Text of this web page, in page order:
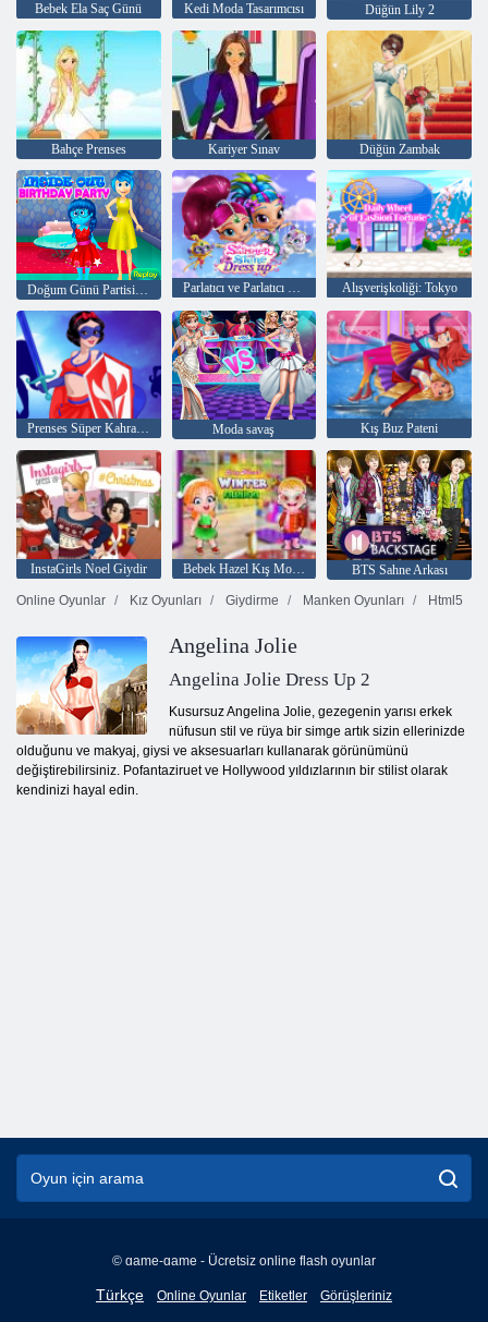
Bebek Ela Saç Günü Kedi Moda Tasarımcısı Düğün Lily 2
Bahçe Prenses Kariyer Sınav Düğün Zambak
Parlatıcı ve Parlatıcı Giydir Alışverişkoliği: Tokyo
Prenses Süper Kahramanlar Moda savaş Kış Buz Pateni
InstaGirls Noel Giydir Bebek Hazel Kış Modası
BTS Sahne Arkası
Online Oyunlar
Kız Oyunları Giydirme Manken Oyunları Html5
Angelina Jolie
Angelina Jolie Dress Up 2
Kusursuz Angelina Jolie, gezegenin yarısı erkek
nüfusun stil ve rüya bir simge artık sizin ellerinizde
olduğunu ve makyaj, giysi ve aksesuarları kullanarak görünümünü
değiştirebilirsiniz. Pofantaziruet ve Hollywood yıldızlarının bir stilist olarak
kendinizi hayal edin.
© game-game - Ücretsiz online flash oyunlar
Türkçe
English
Online Oyunlar Etiketler Görüşleriniz